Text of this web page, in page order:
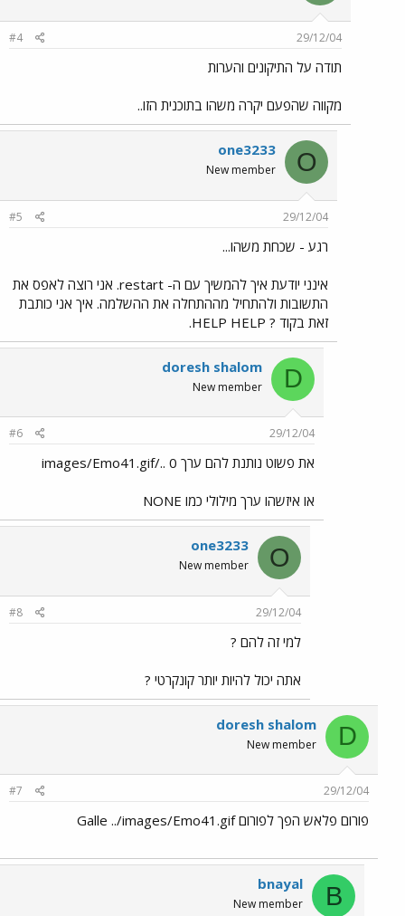
29/12/04
#4
תודה על התיקונים והערות
מקווה שהפעם יקרה משהו בתוכנית הזו..
O
one3233
New member
29/12/04
#5
רגע - שכחת משהו...
אינני יודעת איך להמשיך עם ה- restart. אני רוצה לאפס את
התשובות ולהתחיל מההתחלה את ההשלמה. איך אני כותבת
זאת בקוד ? HELP HELP.
D
doresh shalom
New member
29/12/04
#6
את פשוט נותנת להם ערך 0 ../images/Emo41.gif
או איזשהו ערך מילולי כמו NONE
O
one3233
New member
29/12/04
#8
למי זה להם ?
אתה יכול להיות יותר קונקרטי ?
D
doresh shalom
New member
29/12/04
#7
פורום פלאש הפך לפורום Galle ../images/Emo41.gif
B
bnayal
New member